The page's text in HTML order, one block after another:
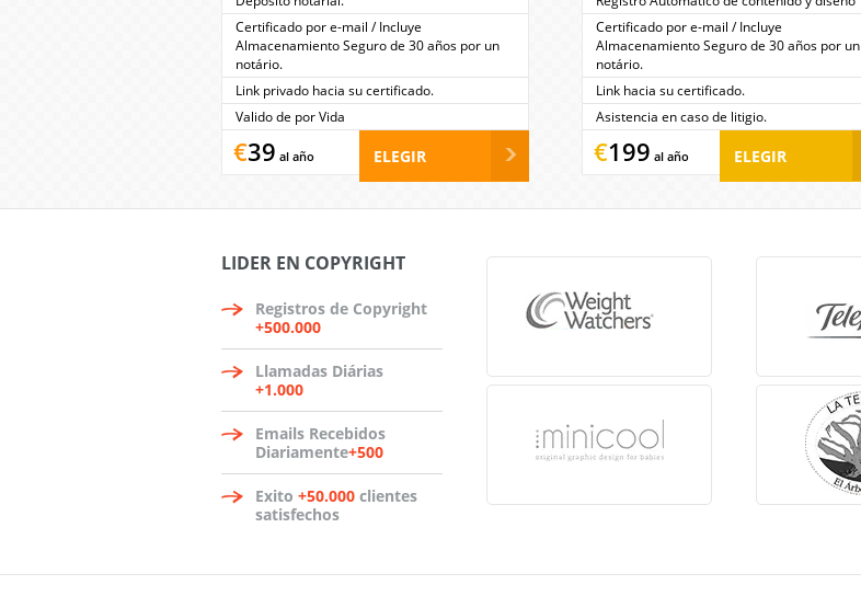
Certificado por e-mail / Incluye
Almacenamiento Seguro de 30 años por un
notário.
Link privado hacia su certificado.
Valido de por Vida
€39 al año ELEGIR
Certificado por e-mail / Incluye
Almacenamiento Seguro de 30 años por un
notário.
Link hacia su certificado.
Asistencia en caso de litigio.
€199 al año ELEGIR
LIDER EN COPYRIGHT
Registros de Copyright
+500.000
Llamadas Diárias
+1.000
Emails Recebidos
Diariamente+500
Exito +50.000 clientes
satisfechos